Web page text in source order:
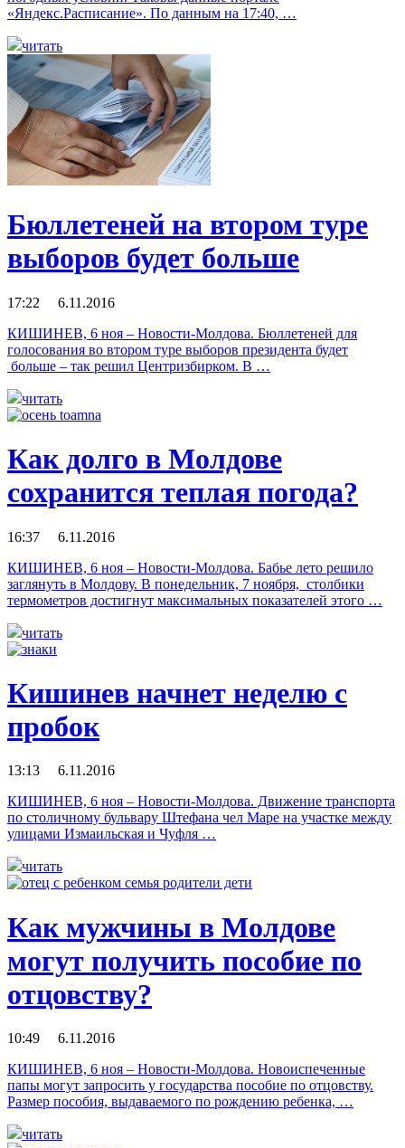
«Яндекс.Расписание». По данным на 17:40, …
читать
Бюллетеней на втором туре
выборов будет больше
17:22 6.11.2016
КИШИНЕВ, 6 ноя – Новости-Молдова. Бюллетеней для
голосования во втором туре выборов президента будет
больше – так решил Центризбирком. В …
читать
Как долго в Молдове
сохранится теплая погода?
16:37 6.11.2016
КИШИНЕВ, 6 ноя – Новости-Молдова. Бабье лето решило
заглянуть в Молдову. В понедельник, 7 ноября, столбики
термометров достигнут максимальных показателей этого …
читать
Кишинев начнет неделю с
пробок
13:13 6.11.2016
КИШИНЕВ, 6 ноя – Новости-Молдова. Движение транспорта
по столичному бульвару Штефана чел Маре на участке между
улицами Измаильская и Чуфля …
читать
Как мужчины в Молдове
могут получить пособие по
отцовству?
10:49 6.11.2016
КИШИНЕВ, 6 ноя – Новости-Молдова. Новоиспеченные
папы могут запросить у государства пособие по отцовству.
Размер пособия, выдаваемого по рождению ребенка, …
читать